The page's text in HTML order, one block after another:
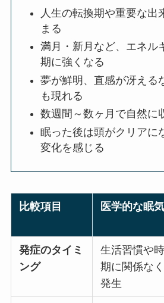
人生の転換期や重要な出
まる
満月・新月など、エネル
期に強くなる
夢が鮮明、直感が冴える
も現れる
数週間～数ヶ月で自然に
眠った後は頭がクリアに
変化を感じる
比較項目 医学的な眠気
発症のタイミ
ング
生活習慣や時
期に関係なく
発生